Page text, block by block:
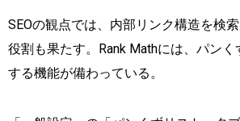
SEOの観点では、内部リンク構造を検
役割も果たす。Rank Mathには、パン
する機能が備わっている。